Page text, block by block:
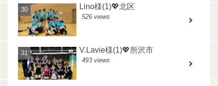
Lino様(1)💖北区
526 views
V.Lavie様(1)💖所沢市
493 views